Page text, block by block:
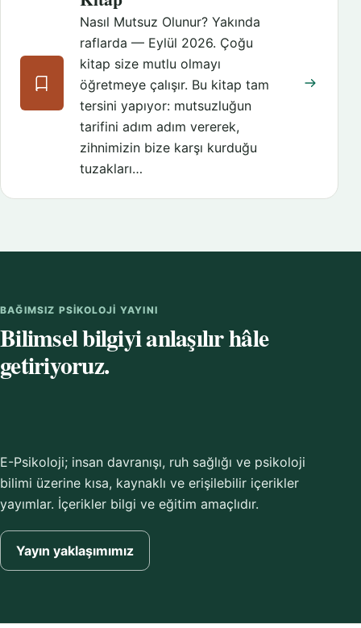
Nasıl Mutsuz Olunur? Yakında
raflarda — Eylül 2026. Çoğu
kitap size mutlu olmayı
öğretmeye çalışır. Bu kitap tam
tersini yapıyor: mutsuzluğun
tarifini adım adım vererek,
zihnimizin bize karşı kurduğu
tuzakları…
BAĞIMSIZ PSIKOLOJI YAYINI
Bilimsel bilgiyi anlaşılır hâle
getiriyoruz.
E-Psikoloji; insan davranışı, ruh sağlığı ve psikoloji
bilimi üzerine kısa, kaynaklı ve erişilebilir içerikler
yayımlar. İçerikler bilgi ve eğitim amaçlıdır.
Yayın yaklaşımımız